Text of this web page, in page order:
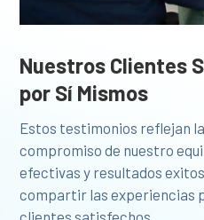
Nuestros Clientes
por Sí Mismos
Estos testimonios reflejan
compromiso de nuestro
efectivas y resultados
compartir las experiencias
clientes satisfechos